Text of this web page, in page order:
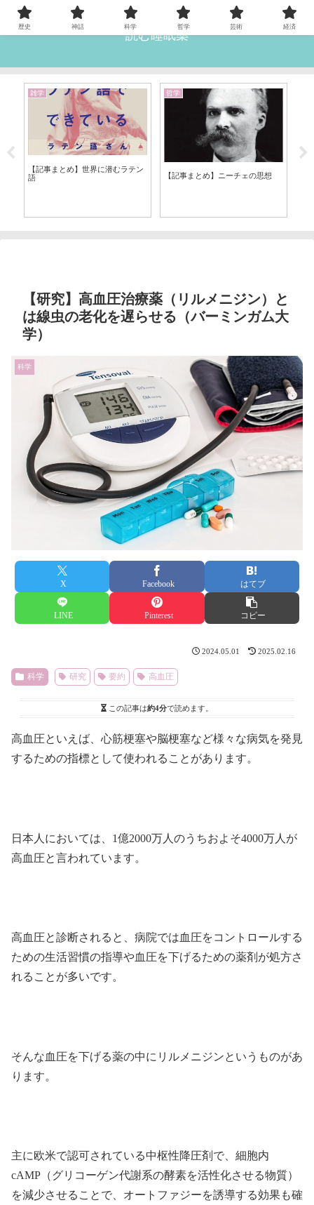
読む睡眠薬
雑学
【記事まとめ】世界に潜むラテン
語
哲学
【記事まとめ】ニーチェの思想
【
死
【研究】高血圧治療薬（リルメニジン）と
は線虫の老化を遅らせる（バーミンガム大
学）
科学
X Facebook はてブ
LINE Pinterest コピー
2024.05.01 2025.02.16
科学 研究 要約 高血圧
この記事は約4分で読めます。
高血圧といえば、心筋梗塞や脳梗塞など様々な病気を発見
するための指標として使われることがあります。
日本人においては、1億2000万人のうちおよそ4000万人が
高血圧と言われています。
高血圧と診断されると、病院では血圧をコントロールする
ための生活習慣の指導や血圧を下げるための薬剤が処方さ
れることが多いです。
そんな血圧を下げる薬の中にリルメニジンというものがあ
ります。
主に欧米で認可されている中枢性降圧剤で、細胞内
cAMP（グリコーゲン代謝系の酵素を活性化させる物質）
を減少させることで、オートファジーを誘導する効果も確
歴史 神話 科学 哲学 芸術 経済